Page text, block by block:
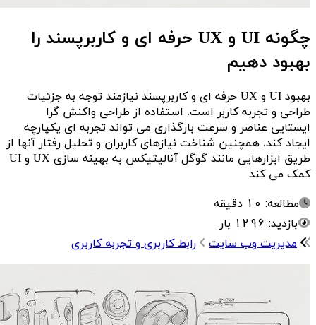
چگونه UI و UX حرفه ای و کاربرپسند را
بهبود دهیم
بهبود UI و UX حرفه ای و کاربرپسند نیازمند توجه به جزئیات
طراحی و تجربه کاربر است. استفاده از طراحی واکنش گرا
ایستایی عناصر و سرعت بارگذاری می تواند تجربه ای یکپارچه
ایجاد کند. همچنین شناخت نیازهای کاربران و تحلیل رفتار آنها از
طریق ابزارهایی مانند گوگل آنالیتیکس به بهینه سازی UX و UI
کمک می کند
مطالعه: 10 دقیقه
بازدید: 1296 بار
مدیریت وب سایت
رابط کاربری و تجربه کاربری